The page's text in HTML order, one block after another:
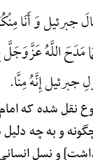
جبرئیل وَ
مَدَحَ اللَّهُ
إِنَّهُ مِنَّا.
نقل شده که
و به چه دلیل
و نسل